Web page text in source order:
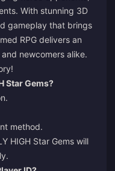
With stunning 3D
gameplay that brings
RPG delivers an
newcomers alike.
Star Gems?
method.
HIGH Star Gems will